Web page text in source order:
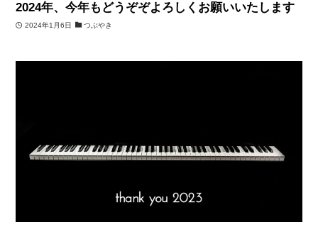
2024年、今年もどうぞぞよろしくお願いいたします
2024年1月6日 つぶやき